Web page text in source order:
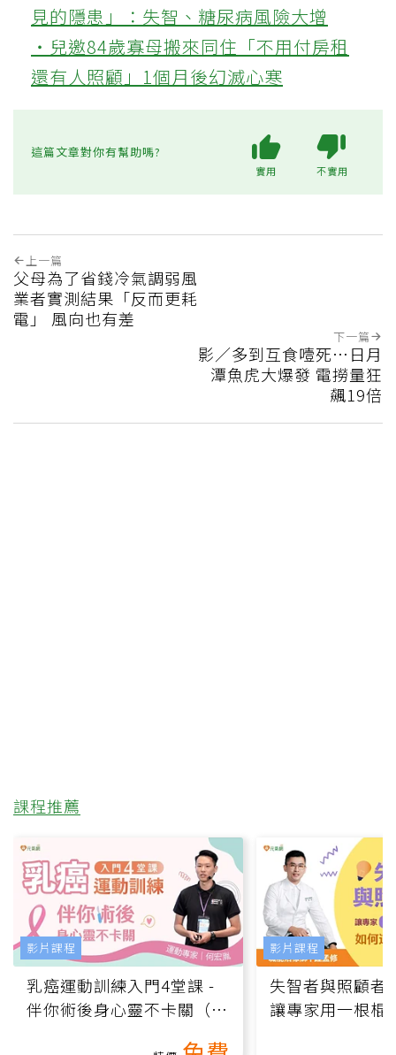
見的隱患」：失智、糖尿病風險大增
‧兒邀84歲寡母搬來同住「不用付房租
還有人照顧」1個月後幻滅心寒
這篇文章對你有幫助嗎?
實用 不實用
上一篇
父母為了省錢冷氣調弱風
業者實測結果「反而更耗
電」 風向也有差
下一篇
影／多到互食噎死…日月
潭魚虎大爆發 電撈量狂
飆19倍
課程推薦
乳癌運動訓練入門4堂課 -
伴你術後身心靈不卡關（線
影片課程
失智者與照顧者
讓專家用一根棍
影片課程